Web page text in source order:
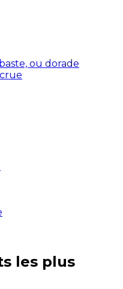
ou dorade
les plus